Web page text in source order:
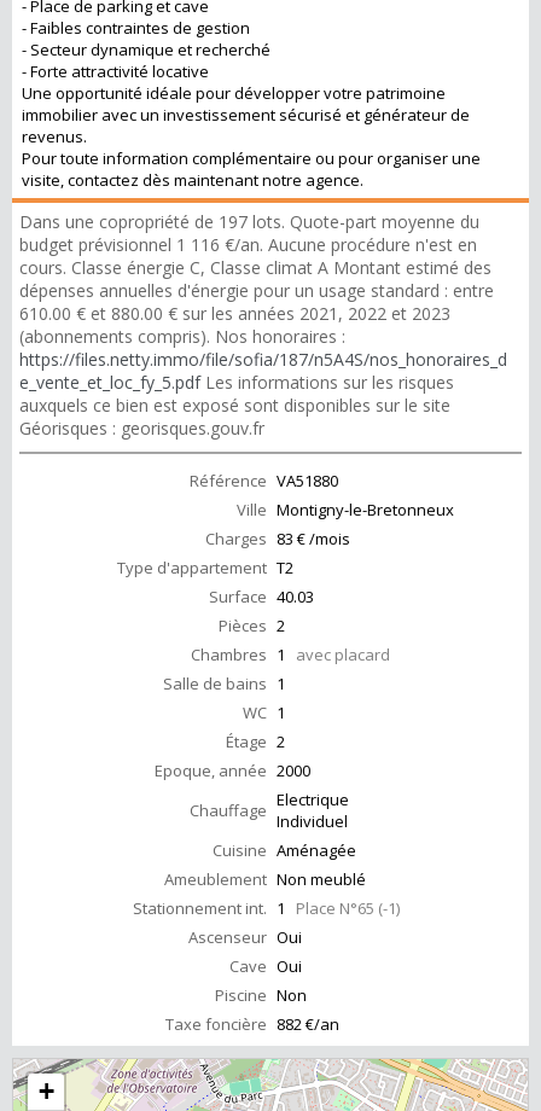
- Place de parking et cave
- Faibles contraintes de gestion
- Secteur dynamique et recherché
- Forte attractivité locative
Une opportunité idéale pour développer votre patrimoine
immobilier avec un investissement sécurisé et générateur de
revenus.
Pour toute information complémentaire ou pour organiser une
visite, contactez dès maintenant notre agence.
Dans une copropriété de 197 lots. Quote-part moyenne du
budget prévisionnel 1 116 €/an. Aucune procédure n'est en
cours. Classe énergie C, Classe climat A Montant estimé des
dépenses annuelles d'énergie pour un usage standard : entre
610.00 € et 880.00 € sur les années 2021, 2022 et 2023
(abonnements compris). Nos honoraires :
https://files.netty.immo/file/sofia/187/n5A4S/nos_honoraires_d
e_vente_et_loc_fy_5.pdfLes informations sur les risques
auxquels ce bien est exposé sont disponibles sur le site
Géorisques : georisques.gouv.fr
Référence VA51880
Ville Montigny-le-Bretonneux
Charges 83 € /mois
Type d'appartement T2
Surface 40.03
Pièces 2
Chambres 1 avec placard
Salle de bains 1
WC 1
Étage 2
Epoque, année 2000
Chauffage Electrique
Individuel
Cuisine Aménagée
Ameublement Non meublé
Stationnement int. 1 Place N°65 (-1)
Ascenseur Oui
Cave Oui
Piscine Non
Taxe foncière 882 €/an
+